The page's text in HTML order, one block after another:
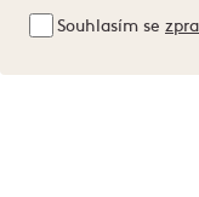
Souhlasím se